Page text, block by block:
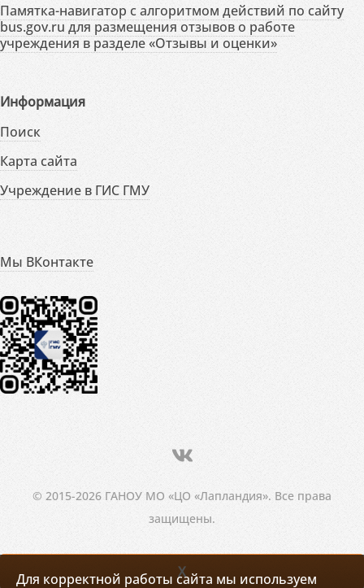
Памятка-навигатор с алгоритмом действий по сайту
bus.gov.ru для размещения отзывов о работе
учреждения в разделе «Отзывы и оценки»
Информация
Поиск
Карта сайта
Учреждение в ГИС ГМУ
Мы ВКонтакте
© 2015-2026 ГАНОУ МО «ЦО «Лапландия». Все права
защищены.
Для корректной работы сайта мы используем
X